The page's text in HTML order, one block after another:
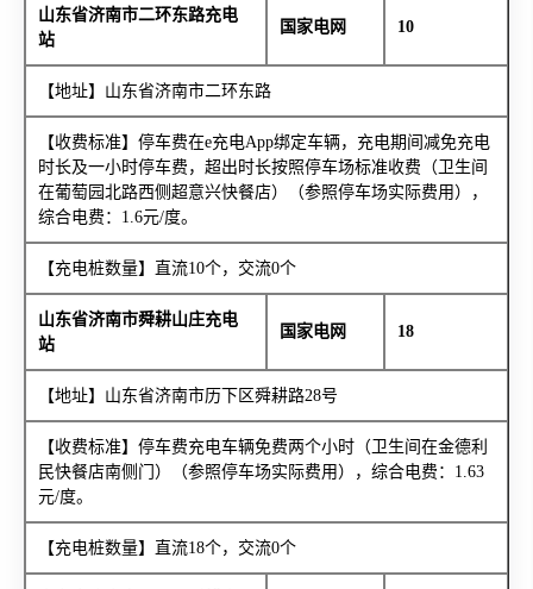
山东省济南市二环东路充电
站
国家电网 10
【地址】山东省济南市二环东路
【收费标准】停车费在e充电App绑定车辆，充电期间减免充电
时长及一小时停车费，超出时长按照停车场标准收费（卫生间
在葡萄园北路西侧超意兴快餐店）（参照停车场实际费用），
综合电费：1.6元/度。
【充电桩数量】直流10个，交流0个
山东省济南市舜耕山庄充电
站
国家电网 18
【地址】山东省济南市历下区舜耕路28号
【收费标准】停车费充电车辆免费两个小时（卫生间在金德利
民快餐店南侧门）（参照停车场实际费用），综合电费：1.63
元/度。
【充电桩数量】直流18个，交流0个